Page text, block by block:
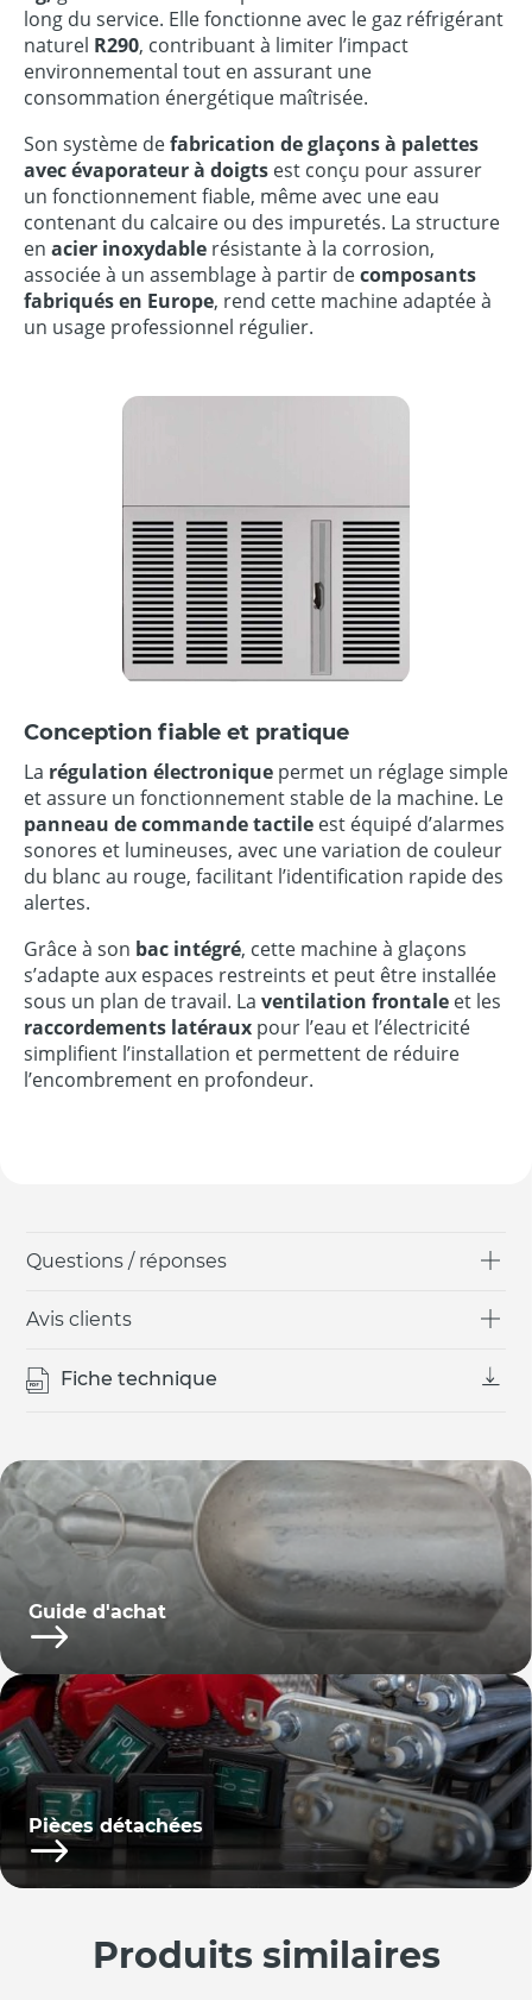
Questions / réponses
Avis clients
Fiche technique
Guide d'achat
Pièces détachées
long du service. Elle fonctionne avec le gaz réfrigérant
naturel R290, contribuant à limiter l’impact
environnemental tout en assurant une
consommation énergétique maîtrisée.
Son système defabrication de glaçons à palettes
avec évaporateur à doigts est conçu pour assurer
un fonctionnement fiable, même avec une eau
contenant du calcaire ou des impuretés. La structure
en acier inoxydable résistante à la corrosion,
associée à un assemblage à partir decomposants
fabriqués en Europe, rend cette machine adaptée à
un usage professionnel régulier.
Conception fiable et pratique
La régulation électronique permet un réglage simple
et assure un fonctionnement stable de la machine. Le
panneau de commande tactile est équipé d’alarmes
sonores et lumineuses, avec une variation de couleur
du blanc au rouge, facilitant l’identification rapide des
alertes.
Grâce à son bac intégré, cette machine à glaçons
s’adapte aux espaces restreints et peut être installée
sous un plan de travail. La ventilation frontale et les
raccordements latéraux pour l’eau et l’électricité
simplifient l’installation et permettent de réduire
l’encombrement en profondeur.
Produits similaires